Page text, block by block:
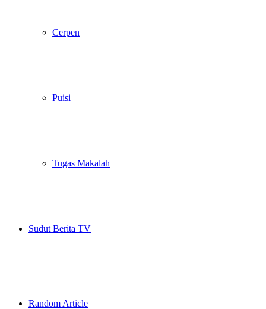
Cerpen
Puisi
Tugas Makalah
Sudut Berita TV
Random Article